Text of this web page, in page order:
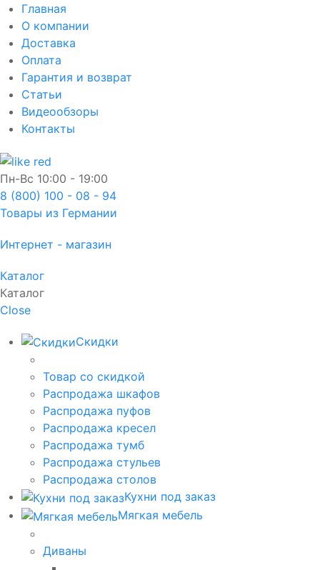
Главная
О компании
Доставка
Оплата
Гарантия и возврат
Статьи
Видеообзоры
Контакты
Пн-Вс 10:00 - 19:00
8 (800) 100 - 08 - 94
Товары из Германии
Интернет - магазин
Каталог
Каталог
Close
Скидки
Товар со скидкой
Распродажа шкафов
Распродажа пуфов
Распродажа кресел
Распродажа тумб
Распродажа стульев
Распродажа столов
Кухни под заказ
Мягкая мебель
Диваны